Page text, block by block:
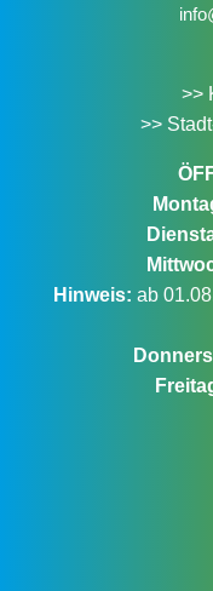
>>
>>
Hinweis: ab